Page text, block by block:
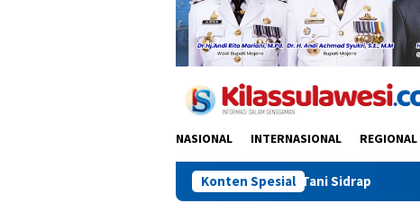
NASIONAL INTERNASIONAL REGIONAL
Konten Spesial
Bright Gas Jadi Solusi Tani Sidrap Transformasi PWI